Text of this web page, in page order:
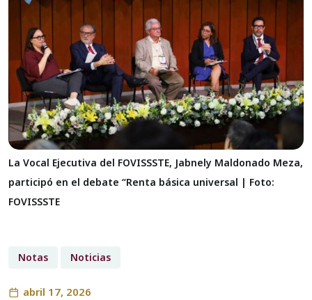
La Vocal Ejecutiva del FOVISSSTE, Jabnely Maldonado Meza,
participó en el debate “Renta básica universal | Foto:
FOVISSSTE
Notas Noticias
abril 17, 2026